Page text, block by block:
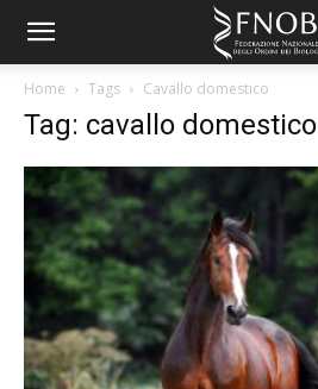
Home Tags Cavallo domestico
Tag: cavallo domestico